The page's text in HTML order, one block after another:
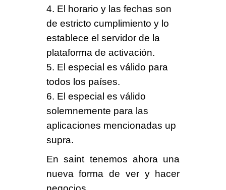
4. El horario y las fechas son
de estricto cumplimiento y lo
establece el servidor de la
plataforma de activación.
5. El especial es válido para
todos los países.
6. El especial es válido
solemnemente para las
aplicaciones mencionadas up
supra.
En saint tenemos ahora una
nueva forma de ver y hacer